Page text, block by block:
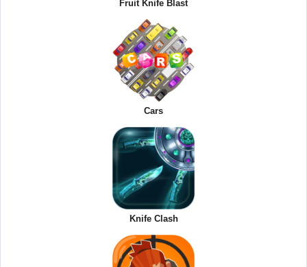
Fruit Knife Blast
Cars
Knife Clash